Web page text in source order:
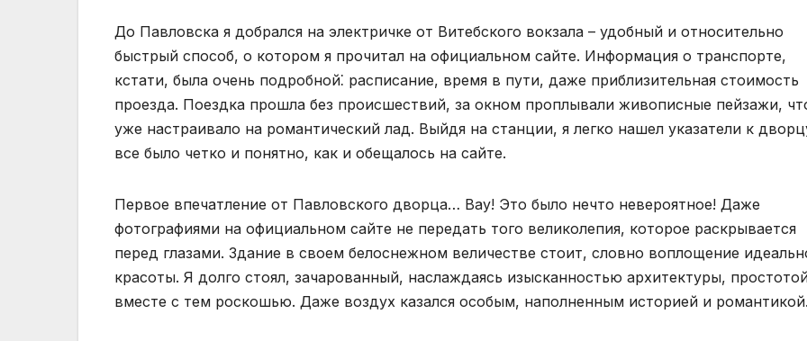
До Павловска я добрался на электричке от Витебского вокзала – удобный и относительно
быстрый способ, о котором я прочитал на официальном сайте. Информация о транспорте,
кстати, была очень подробной⁚ расписание, время в пути, даже приблизительная стоимость
проезда. Поездка прошла без происшествий, за окном проплывали живописные пейзажи,
уже настраивало на романтический лад. Выйдя на станции, я легко нашел указатели к
все было четко и понятно, как и обещалось на сайте.
Первое впечатление от Павловского дворца… Вау! Это было нечто невероятное! Даже
фотографиями на официальном сайте не передать того великолепия, которое раскрывается
перед глазами. Здание в своем белоснежном величестве стоит, словно воплощение
красоты. Я долго стоял, зачарованный, наслаждаясь изысканностью архитектуры,
вместе с тем роскошью. Даже воздух казался особым, наполненным историей и